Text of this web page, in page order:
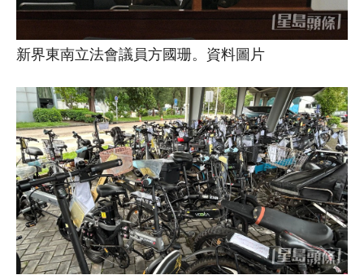
新界東南立法會議員方國珊。資料圖片